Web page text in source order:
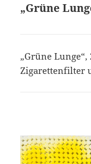
„Grüne
„Grüne
Zigarettenfilter